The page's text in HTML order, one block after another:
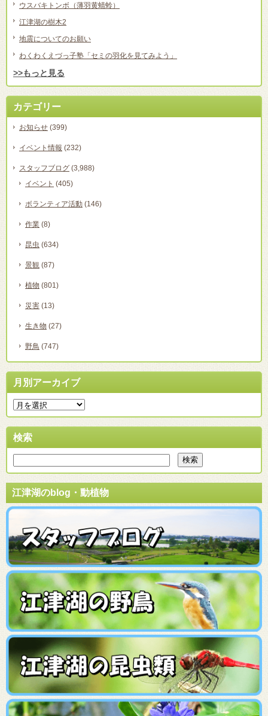
ウスバキトンボ（薄羽黄蜻蛉）
江津湖の樹木2
地震についてのお願い
わくわくえづっ子塾「セミの羽化を見てみよう」
>>もっと見る
カテゴリー
お知らせ (399)
イベント情報 (232)
スタッフブログ (3,988)
イベント (405)
ボランティア活動 (146)
作業 (8)
昆虫 (634)
景観 (87)
植物 (801)
災害 (13)
生き物 (27)
野鳥 (747)
月別アーカイブ
検索
江津湖のblog・動植物